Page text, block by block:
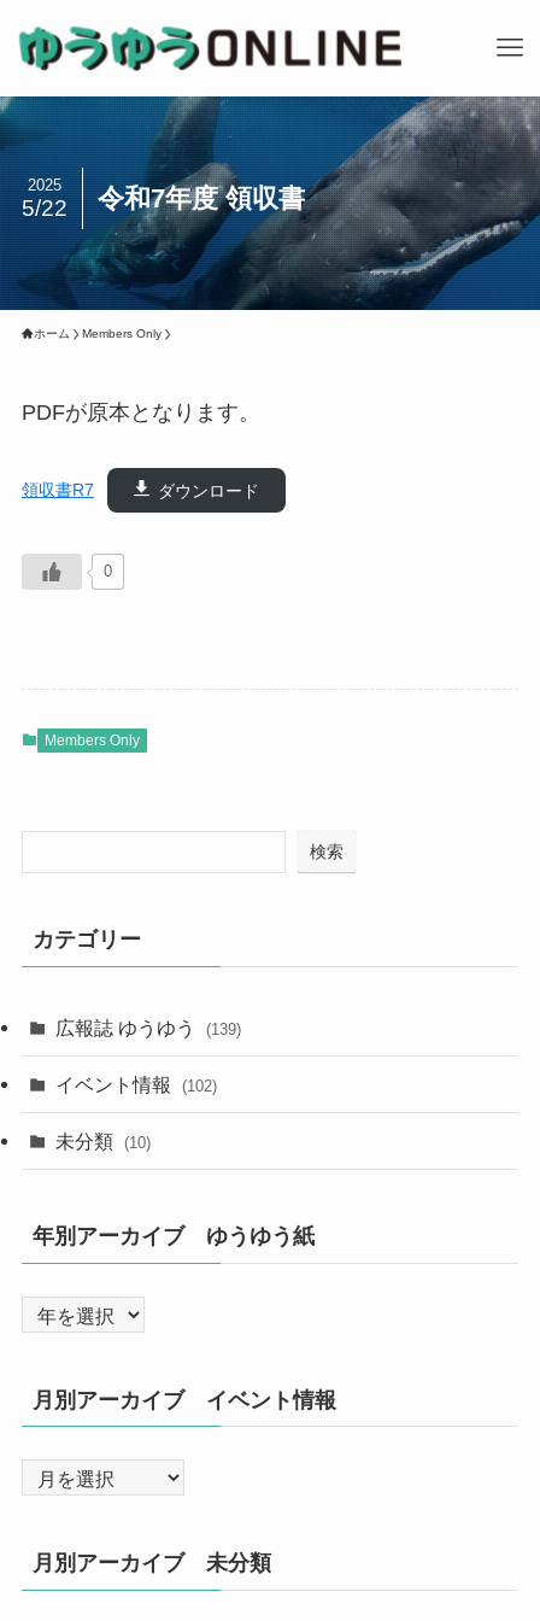
令和7年度 領収書
2025
5/22
ホーム Members Only
PDFが原本となります。
領収書R7 ダウンロード
0
Members Only
検索
カテゴリー
広報誌 ゆうゆう (139)
イベント情報 (102)
未分類 (10)
年別アーカイブ ゆうゆう紙
月別アーカイブ イベント情報
月別アーカイブ 未分類